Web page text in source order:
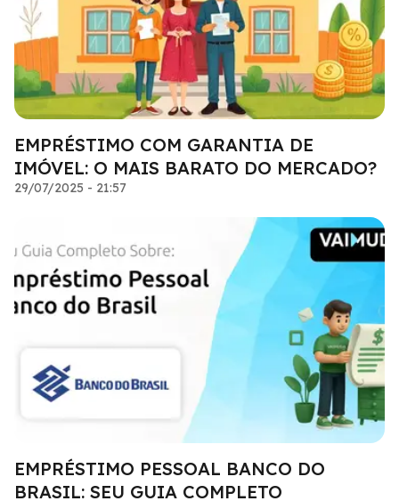
EMPRÉSTIMO COM GARANTIA DE
IMÓVEL: O MAIS BARATO DO MERCADO?
29/07/2025 - 21:57
EMPRÉSTIMO PESSOAL BANCO DO
BRASIL: SEU GUIA COMPLETO